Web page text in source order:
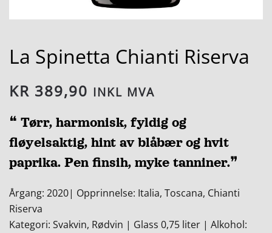
La Spinetta Chianti Riserva
KR 389,90 INKL MVA
❝ Tørr, harmonisk, fyldig og
fløyelsaktig, hint av blåbær og hvit
paprika. Pen finsih, myke tanniner.❞
Årgang: 2020| Opprinnelse: Italia, Toscana, Chianti
Riserva
Kategori: Svakvin, Rødvin | Glass 0,75 liter | Alkohol: